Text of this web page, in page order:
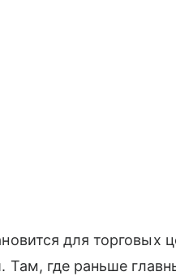
для торговых
Там, где раньше